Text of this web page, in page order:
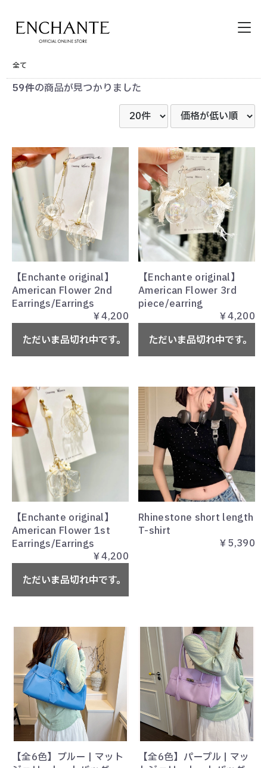
その他サイトメニュー
カートを見る
お気に入り
全て
59件の商品が見つかりました
【Enchante original】
American Flower 2nd
Earrings/Earrings
￥4,200
ただいま品切れ中です。
【Enchante original】
American Flower 3rd
piece/earring
￥4,200
ただいま品切れ中です。
【Enchante original】
American Flower 1st
Earrings/Earrings
￥4,200
ただいま品切れ中です。
Rhinestone short length
T-shirt
￥5,390
【全6色】ブルー | マット
【全6色】パープル | マッ